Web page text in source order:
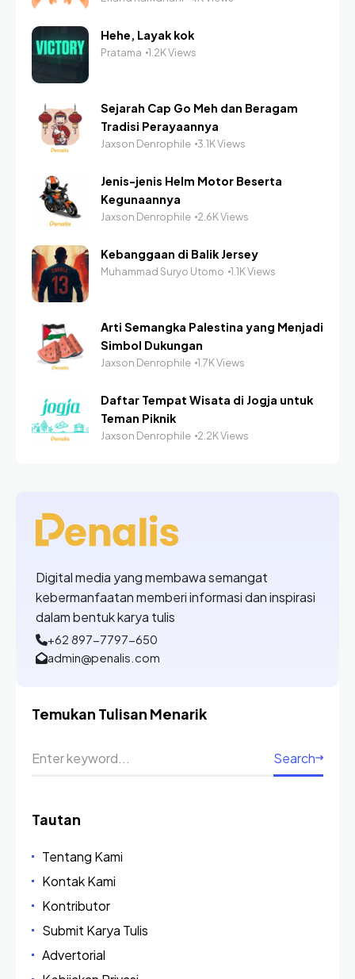
Hehe, Layak kok
Pratama 1.2K Views
Sejarah Cap Go Meh dan Beragam
Tradisi Perayaannya
Jaxson Denrophile 3.1K Views
Jenis-jenis Helm Motor Beserta
Kegunaannya
Jaxson Denrophile 2.6K Views
Kebanggaan di Balik Jersey
Muhammad Suryo Utomo 1.1K Views
Arti Semangka Palestina yang Menjadi
Simbol Dukungan
Jaxson Denrophile 1.7K Views
Daftar Tempat Wisata di Jogja untuk
Teman Piknik
Jaxson Denrophile 2.2K Views
Digital media yang membawa semangat
kebermanfaatan memberi informasi dan inspirasi
dalam bentuk karya tulis
+62 897-7797-650
admin@penalis.com
Temukan Tulisan Menarik
Search
Tautan
Tentang Kami
Kontak Kami
Kontributor
Submit Karya Tulis
Advertorial